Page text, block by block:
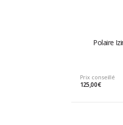
Polaire
Prix conseillé
125,00 €